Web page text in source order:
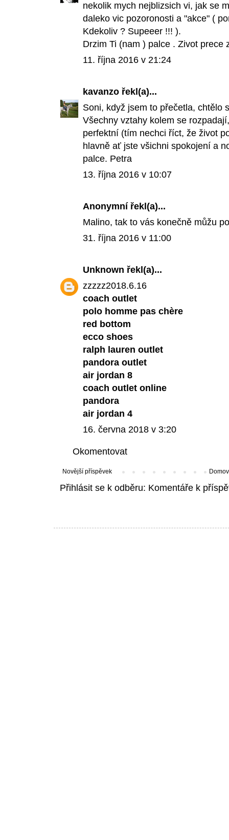
nekolik mych nejblizsich vi, jak se
daleko vic pozoronosti a "akce" (
Kdekoliv ? Supeeer !!! ).
Drzim Ti (nam ) palce . Zivot prece
11. října 2016 v 21:24
kavanzo řekl(a)...
Soni, když jsem to přečetla, chtělo
Všechny vztahy kolem se
perfektní (tím nechci říct, že život
hlavně ať jste všichni spokojení a
palce. Petra
13. října 2016 v 10:07
Anonymní řekl(a)...
Malino, tak to vás konečně můžu
31. října 2016 v 11:00
Unknown řekl(a)...
zzzzz2018.6.16
coach outlet
polo homme pas chère
red bottom
ecco shoes
ralph lauren outlet
pandora outlet
air jordan 8
coach outlet online
pandora
air jordan 4
16. června 2018 v 3:20
Okomentovat
Novější příspěvek
Přihlásit se k odběru: Komentáře k